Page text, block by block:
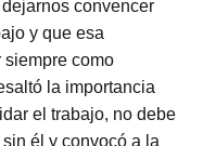
convencer
y que esa
siempre como
la importancia
el trabajo, no debe
él y convocó a la